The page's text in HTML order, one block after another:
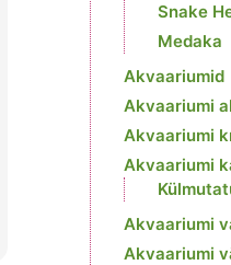
Snake
Medaka
Akvaariumid
Akvaariumi
Akvaariumi
Akvaariumi
Akvaariumi
Akvaariumi